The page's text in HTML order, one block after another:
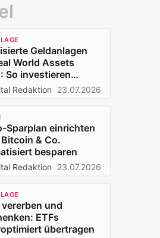
Geldanlagen
World Assets
So investieren
2026
Redaktion 23.07.2026
Sparplan einrichten
& Co.
besparen
Redaktion 23.07.2026
und
ETFs
übertragen